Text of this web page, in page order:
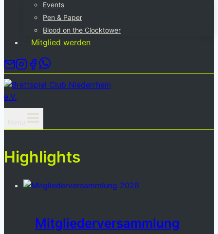
Events
Pen & Paper
Blood on the Clocktower
Mitglied werden
Menu
Highlights
Mitgliederversammlung